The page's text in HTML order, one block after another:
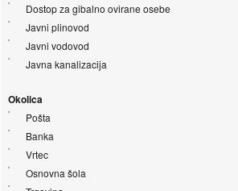
Dostop za gibalno ovirane osebe
Javni plinovod
Javni vodovod
Javna kanalizacija
Okolica
Pošta
Banka
Vrtec
Osnovna šola